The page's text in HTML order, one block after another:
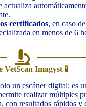
actualiza
certificados, en caso
en menos de 6
VetScan Imagyst 🧪
un escáner digital: es
realizar múltiples
con resultados rápidos y